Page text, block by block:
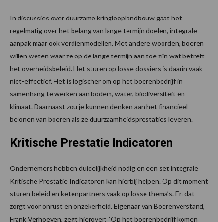
In discussies over duurzame kringlooplandbouw gaat het
regelmatig over het belang van lange termijn doelen, integrale
aanpak maar ook verdienmodellen. Met andere woorden, boeren
willen weten waar ze op de lange termijn aan toe zijn wat betreft
het overheidsbeleid. Het sturen op losse dossiers is daarin vaak
niet-effectief. Het is logischer om op het boerenbedrijf in
samenhang te werken aan bodem, water, biodiversiteit en
klimaat. Daarnaast zou je kunnen denken aan het financieel
belonen van boeren als ze duurzaamheidsprestaties leveren.
Kritische Prestatie Indicatoren
Ondernemers hebben duidelijkheid nodig en een set integrale
Kritische Prestatie Indicatoren kan hierbij helpen. Op dit moment
sturen beleid en ketenpartners vaak op losse thema’s. En dat
zorgt voor onrust en onzekerheid. Eigenaar van Boerenverstand,
Frank Verhoeven, zegt hierover: “Op het boerenbedrijf komen